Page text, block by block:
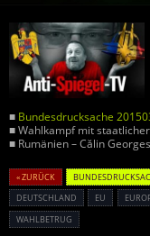
■ Bundesdrucksache
■ Wahlkampf mit
■ Rumänien – Călin
« ZURÜCK
DEUTSCHLAND
EU
WAHLBETRUG